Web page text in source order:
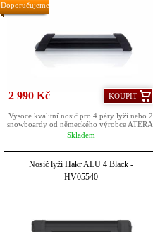
Doporučujeme
2 990 Kč KOUPIT
Vysoce kvalitní nosič pro 4 páry lyží nebo 2
snowboardy od německého výrobce ATERA.
Skladem
Nosič lyží Hakr ALU 4 Black -
HV05540